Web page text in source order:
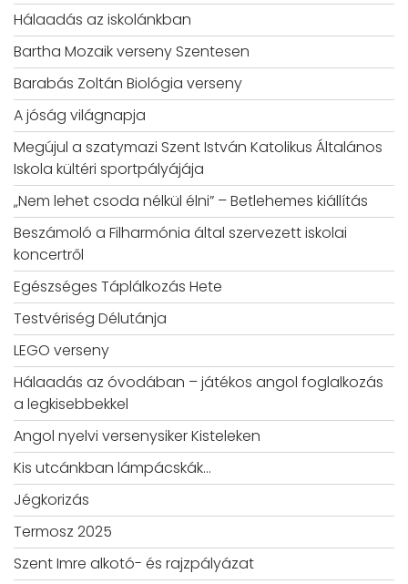
Hálaadás az iskolánkban
Bartha Mozaik verseny Szentesen
Barabás Zoltán Biológia verseny
A jóság világnapja
Megújul a szatymazi Szent István Katolikus Általános
Iskola kültéri sportpályájája
„Nem lehet csoda nélkül élni” – Betlehemes kiállítás
Beszámoló a Filharmónia által szervezett iskolai
koncertről
Egészséges Táplálkozás Hete
Testvériség Délutánja
LEGO verseny
Hálaadás az óvodában – játékos angol foglalkozás
a legkisebbekkel
Angol nyelvi versenysiker Kisteleken
Kis utcánkban lámpácskák…
Jégkorizás
Termosz 2025
Szent Imre alkotó- és rajzpályázat